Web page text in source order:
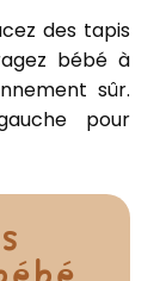
des tapis
bébé à
sûr.
pour